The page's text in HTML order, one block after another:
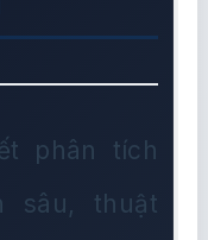
phân tích
sâu, thuật